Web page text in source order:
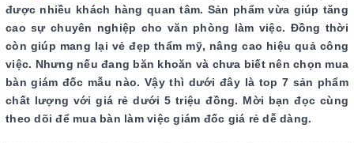
được nhiều khách hàng quan tâm. Sản phẩm vừa giúp tăng
cao sự chuyên nghiệp cho văn phòng làm việc. Đồng thời
còn giúp mang lại vẻ đẹp thẩm mỹ, nâng cao hiệu quả công
việc. Nhưng nếu đang băn khoăn và chưa biết nên chọn mua
bàn giám đốc mẫu nào. Vậy thì dưới đây là top 7 sản phẩm
chất lượng với giá rẻ dưới 5 triệu đồng. Mời bạn đọc cùng
theo dõi để mua bàn làm việc giám đốc giá rẻ dễ dàng.